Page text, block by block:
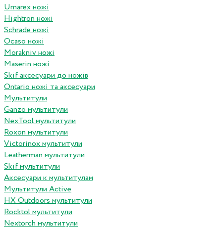
Umarex ножі
Hightron ножі
Schrade ножі
Ocaso ножі
Morakniv ножі
Maserin ножі
Skif аксесуари до ножів
Ontario ножі та аксесуари
Мультитули
Ganzo мультитули
NexTool мультитули
Roxon мультитули
Victorinox мультитули
Leatherman мультитули
Skif мультитули
Аксесуари к мультитулам
Мультитули Active
HX Outdoors мультитули
Rocktol мультитули
Nextorch мультитули